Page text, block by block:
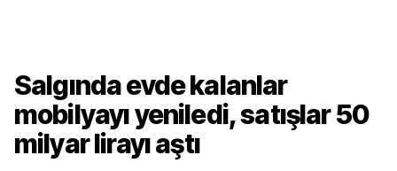
Salgında evde kalanlar
mobilyayı yeniledi, satışlar 50
milyar lirayı aştı